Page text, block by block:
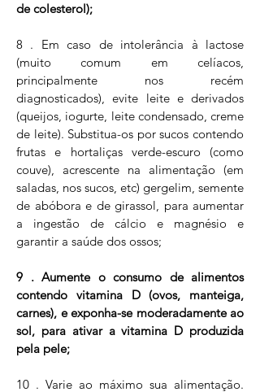
de colesterol);
8 . Em caso de intolerância à lactose
(muito comum em celíacos,
principalmente nos recém
diagnosticados), evite leite e derivados
(queijos, iogurte, leite condensado, creme
de leite). Substitua-os por sucos contendo
frutas e hortaliças verde-escuro (como
couve), acrescente na alimentação (em
saladas, nos sucos, etc) gergelim, semente
de abóbora e de girassol, para aumentar
a ingestão de cálcio e magnésio e
garantir a saúde dos ossos;
9 . Aumente o consumo de alimentos
contendo vitamina D (ovos, manteiga,
carnes), e exponha-se moderadamente ao
sol, para ativar a vitamina D produzida
pela pele;
10 . Varie ao máximo sua alimentação.